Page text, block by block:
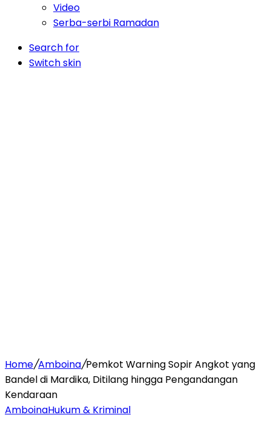
Video
Serba-serbi Ramadan
Search for
Switch skin
Home/Amboina/Pemkot Warning Sopir Angkot yang
Bandel di Mardika, Ditilang hingga Pengandangan
Kendaraan
AmboinaHukum & Kriminal